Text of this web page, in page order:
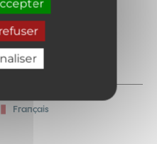
Français